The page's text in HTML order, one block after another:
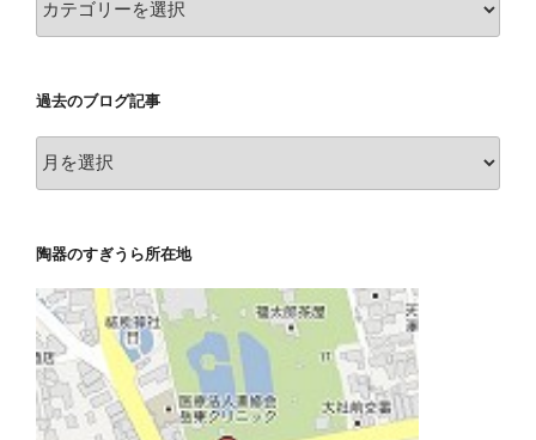
テ
ー
別
記
事
過去のブログ記事
去
ロ
グ
記
事
陶器のすぎうら所在地